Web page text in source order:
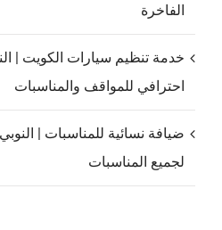
الفاخرة
خدمة تنظيم سيارات الكويت |
احترافي للمواقف والمناسبات
ضيافة نسائية للمناسبات |
لجميع المناسبات